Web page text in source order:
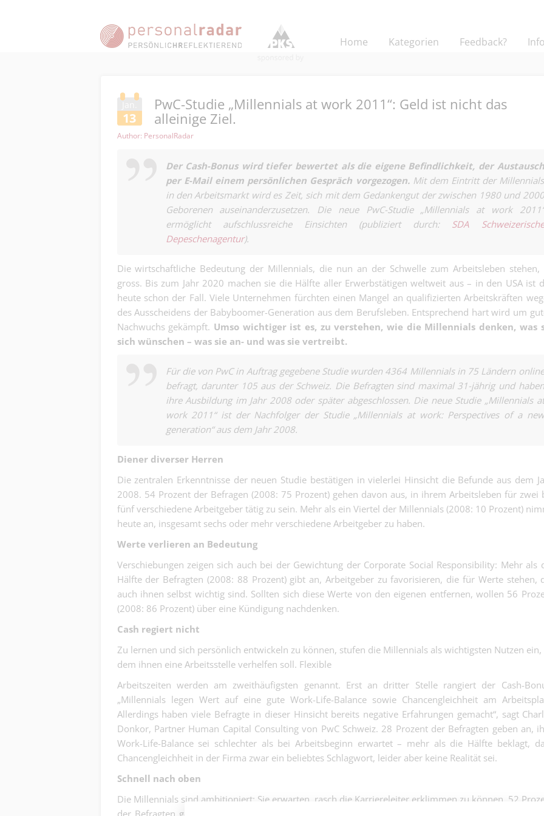
Home Kategorien Feedback? Info
Jan.
13
PwC-Studie „Millennials at work 2011“: Geld ist nicht das
alleinige Ziel.
Author: PersonalRadar
Der Cash-Bonus wird tiefer bewertet als die eigene Befindlichkeit, der Austausch
per E-Mail einem persönlichen Gespräch vorgezogen.Mit dem Eintritt der Millennials
in den Arbeitsmarkt wird es Zeit, sich mit dem Gedankengut der zwischen 1980 und 2000
Geborenen auseinanderzusetzen. Die neue PwC-Studie „Millennials at work 2011“
ermöglicht aufschlussreiche Einsichten (publiziert durch: SDA Schweizerische
Depeschenagentur).
Die wirtschaftliche Bedeutung der Millennials, die nun an der Schwelle zum Arbeitsleben stehen,
gross. Bis zum Jahr 2020 machen sie die Hälfte aller Erwerbstätigen weltweit aus – in den USA ist
heute schon der Fall. Viele Unternehmen fürchten einen Mangel an qualifizierten Arbeitskräften
des Ausscheidens der Babyboomer-Generation aus dem Berufsleben. Entsprechend hart wird um
Nachwuchs gekämpft. Umso wichtiger ist es, zu verstehen, wie die Millennials denken, was
sich wünschen – was sie an- und was sie vertreibt.
Für die von PwC in Auftrag gegebene Studie wurden 4364 Millennials in 75 Ländern online
befragt, darunter 105 aus der Schweiz. Die Befragten sind maximal 31-jährig und haben
ihre Ausbildung im Jahr 2008 oder später abgeschlossen. Die neue Studie „Millennials at
work 2011“ ist der Nachfolger der Studie „Millennials at work: Perspectives of a new
generation“ aus dem Jahr 2008.
Diener diverser Herren
Die zentralen Erkenntnisse der neuen Studie bestätigen in vielerlei Hinsicht die Befunde aus dem
2008. 54 Prozent der Befragen (2008: 75 Prozent) gehen davon aus, in ihrem Arbeitsleben für zwei
fünf verschiedene Arbeitgeber tätig zu sein. Mehr als ein Viertel der Millennials (2008: 10 Prozent)
heute an, insgesamt sechs oder mehr verschiedene Arbeitgeber zu haben.
Werte verlieren an Bedeutung
Verschiebungen zeigen sich auch bei der Gewichtung der Corporate Social Responsibility: Mehr als
Hälfte der Befragten (2008: 88 Prozent) gibt an, Arbeitgeber zu favorisieren, die für Werte stehen,
auch ihnen selbst wichtig sind. Sollten sich diese Werte von den eigenen entfernen, wollen 56
(2008: 86 Prozent) über eine Kündigung nachdenken.
Cash regiert nicht
Zu lernen und sich persönlich entwickeln zu können, stufen die Millennials als wichtigsten Nutzen ein,
dem ihnen eine Arbeitsstelle verhelfen soll. Flexible
Arbeitszeiten werden am zweithäufigsten genannt. Erst an dritter Stelle rangiert der Cash-
„Millennials legen Wert auf eine gute Work-Life-Balance sowie Chancengleichheit am
Allerdings haben viele Befragte in dieser Hinsicht bereits negative Erfahrungen gemacht“, sagt
Donkor, Partner Human Capital Consulting von PwC Schweiz. 28 Prozent der Befragten geben an,
Work-Life-Balance sei schlechter als bei Arbeitsbeginn erwartet – mehr als die Hälfte beklagt,
Chancengleichheit in der Firma zwar ein beliebtes Schlagwort, leider aber keine Realität sei.
Schnell nach oben
Die Millennials sind ambitioniert: Sie erwarten, rasch die Karriereleiter erklimmen zu können. 52
der Befragten geben an, diese Aussicht sei der wichtigste Anziehungspunkt eines Arbeitgebers –
Pflege.
Medical | Basel
Buchhaltung &
keine
Wollmilchsau,
nahe dran….
Kaufmännisch |
Kalkulator:in
Flachdächer -
das Projekt
Kaufmännisch |
den Überblick
Sie hier..
100% (m/w/d) -
dein Zutun
Industrie | Basel
zusammen, die
Mikrometer
müssen. Mehr
nicht....
Belagseinbau
(m/w/d) - hier
nur repariert,
Industrie | Basel
100% (DE/EN)
Dentalassistentin/
80 - 100% (DE/EN)